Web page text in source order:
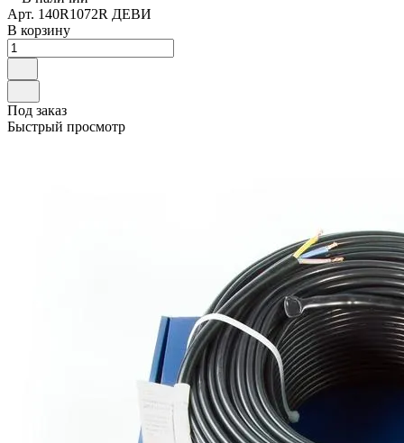
Арт. 140R1072R ДЕВИ
В корзину
Под заказ
Быстрый просмотр